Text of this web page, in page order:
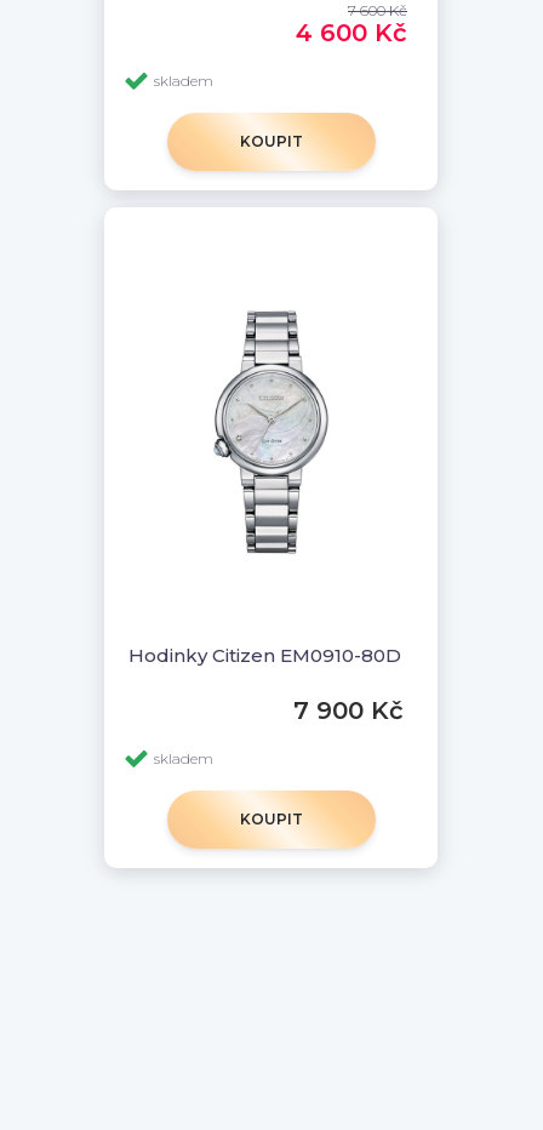
7 600 Kč
4 600 Kč
skladem
KOUPIT
Hodinky Citizen EM0910-80D
7 900 Kč
skladem
KOUPIT